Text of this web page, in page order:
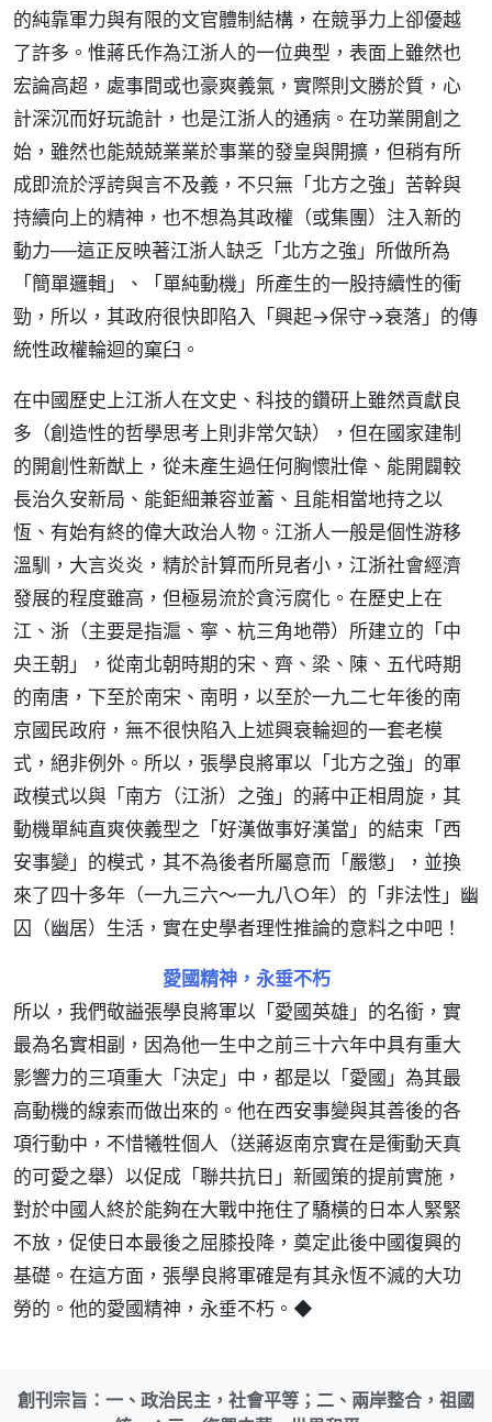
的純靠軍力與有限的文官體制結構，在競爭力上卻優越
了許多。惟蔣氏作為江浙人的一位典型，表面上雖然也
宏論高超，處事間或也豪爽義氣，實際則文勝於質，心
計深沉而好玩詭計，也是江浙人的通病。在功業開創之
始，雖然也能兢兢業業於事業的發皇與開擴，但稍有所
成即流於浮誇與言不及義，不只無「北方之強」苦幹與
持續向上的精神，也不想為其政權（或集團）注入新的
動力──這正反映著江浙人缺乏「北方之強」所做所為
「簡單邏輯」、「單純動機」所產生的一股持續性的衝
勁，所以，其政府很快即陷入「興起→保守→衰落」的傳
統性政權輪迴的窠臼。
在中國歷史上江浙人在文史、科技的鑽研上雖然貢獻良
多（創造性的哲學思考上則非常欠缺），但在國家建制
的開創性新猷上，從未產生過任何胸懷壯偉、能開闢較
長治久安新局、能鉅細兼容並蓄、且能相當地持之以
恆、有始有終的偉大政治人物。江浙人一般是個性游移
溫馴，大言炎炎，精於計算而所見者小，江浙社會經濟
發展的程度雖高，但極易流於貪污腐化。在歷史上在
江、浙（主要是指滬、寧、杭三角地帶）所建立的「中
央王朝」，從南北朝時期的宋、齊、梁、陳、五代時期
的南唐，下至於南宋、南明，以至於一九二七年後的南
京國民政府，無不很快陷入上述興衰輪迴的一套老模
式，絕非例外。所以，張學良將軍以「北方之強」的軍
政模式以與「南方（江浙）之強」的蔣中正相周旋，其
動機單純直爽俠義型之「好漢做事好漢當」的結束「西
安事變」的模式，其不為後者所屬意而「嚴懲」，並換
來了四十多年（一九三六～一九八○年）的「非法性」幽
囚（幽居）生活，實在史學者理性推論的意料之中吧！
愛國精神，永垂不朽
所以，我們敬謚張學良將軍以「愛國英雄」的名銜，實
最為名實相副，因為他一生中之前三十六年中具有重大
影響力的三項重大「決定」中，都是以「愛國」為其最
高動機的線索而做出來的。他在西安事變與其善後的各
項行動中，不惜犧牲個人（送蔣返南京實在是衝動天真
的可愛之舉）以促成「聯共抗日」新國策的提前實施，
對於中國人終於能夠在大戰中拖住了驕橫的日本人緊緊
不放，促使日本最後之屈膝投降，奠定此後中國復興的
基礎。在這方面，張學良將軍確是有其永恆不滅的大功
勞的。他的愛國精神，永垂不朽。◆
創刊宗旨：一、政治民主，社會平等；二、兩岸整合，祖國